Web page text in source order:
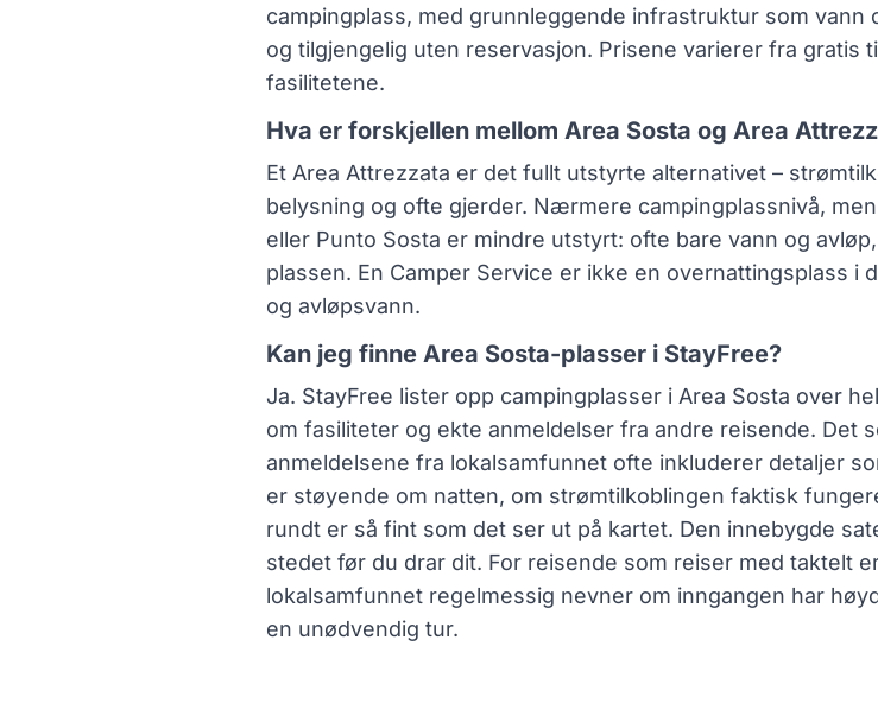
campingplass, med grunnleggende infrastruktur som
og tilgjengelig uten reservasjon. Prisene varierer fra gratis
fasilitetene.
Hva er forskjellen mellom Area Sosta og Area
Et Area Attrezzata er det fullt utstyrte alternativet –
belysning og ofte gjerder. Nærmere campingplassnivå,
eller Punto Sosta er mindre utstyrt: ofte bare vann og
plassen. En Camper Service er ikke en overnattingsplass i
og avløpsvann.
Kan jeg finne Area Sosta-plasser i StayFree?
Ja. StayFree lister opp campingplasser i Area Sosta over
om fasiliteter og ekte anmeldelser fra andre reisende. Det
anmeldelsene fra lokalsamfunnet ofte inkluderer detaljer
er støyende om natten, om strømtilkoblingen faktisk
rundt er så fint som det ser ut på kartet. Den innebygde
stedet før du drar dit. For reisende som reiser med taktelt
lokalsamfunnet regelmessig nevner om inngangen har
en unødvendig tur.